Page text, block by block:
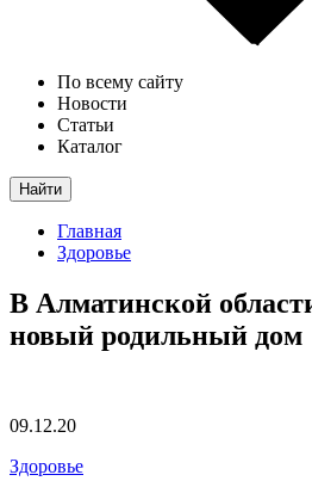
По всему сайту
Новости
Статьи
Каталог
Найти
Главная
Здоровье
В Алматинской
новый родильный дом
09.12.20
Здоровье